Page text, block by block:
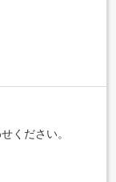
ください。